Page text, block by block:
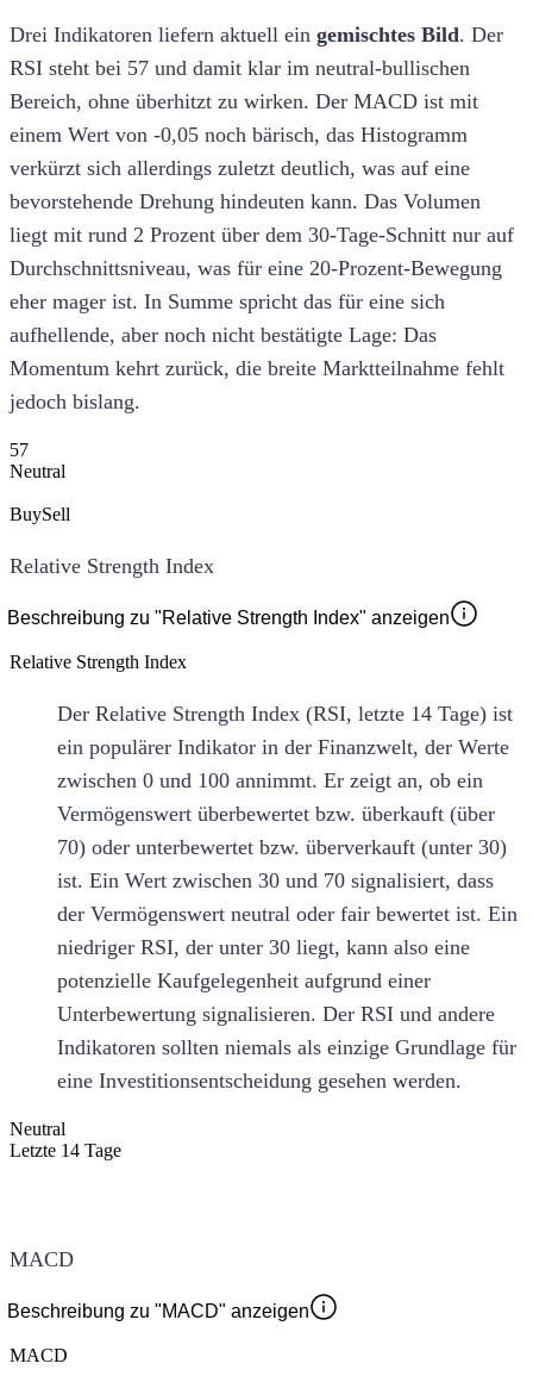
Drei Indikatoren liefern aktuell ein gemischtes Bild. Der
RSI steht bei 57 und damit klar im neutral-bullischen
Bereich, ohne überhitzt zu wirken. Der MACD ist mit
einem Wert von -0,05 noch bärisch, das Histogramm
verkürzt sich allerdings zuletzt deutlich, was auf eine
bevorstehende Drehung hindeuten kann. Das Volumen
liegt mit rund 2 Prozent über dem 30-Tage-Schnitt nur auf
Durchschnittsniveau, was für eine 20-Prozent-Bewegung
eher mager ist. In Summe spricht das für eine sich
aufhellende, aber noch nicht bestätigte Lage: Das
Momentum kehrt zurück, die breite Marktteilnahme fehlt
jedoch bislang.
57
Neutral
BuySell
Relative Strength Index
Beschreibung zu "Relative Strength Index" anzeigen
Relative Strength Index
Der Relative Strength Index (RSI, letzte 14 Tage) ist
ein populärer Indikator in der Finanzwelt, der Werte
zwischen 0 und 100 annimmt. Er zeigt an, ob ein
Vermögenswert überbewertet bzw. überkauft (über
70) oder unterbewertet bzw. überverkauft (unter 30)
ist. Ein Wert zwischen 30 und 70 signalisiert, dass
der Vermögenswert neutral oder fair bewertet ist. Ein
niedriger RSI, der unter 30 liegt, kann also eine
potenzielle Kaufgelegenheit aufgrund einer
Unterbewertung signalisieren. Der RSI und andere
Indikatoren sollten niemals als einzige Grundlage für
eine Investitionsentscheidung gesehen werden.
Neutral
Letzte 14 Tage
MACD
Beschreibung zu "MACD" anzeigen
MACD